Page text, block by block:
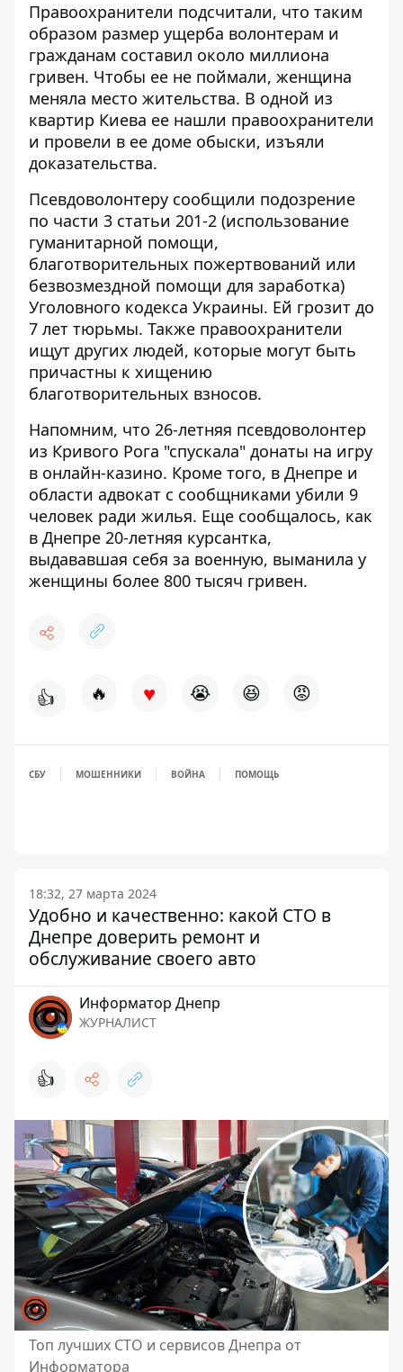
Правоохранители подсчитали, что таким
образом размер ущерба волонтерам и
гражданам составил около миллиона
гривен. Чтобы ее не поймали, женщина
меняла место жительства. В одной из
квартир Киева ее нашли правоохранители
и провели в ее доме обыски, изъяли
доказательства.
Псевдоволонтеру сообщили подозрение
по части 3 статьи 201-2 (использование
гуманитарной помощи,
благотворительных пожертвований или
безвозмездной помощи для заработка)
Уголовного кодекса Украины. Ей грозит до
7 лет тюрьмы. Также правоохранители
ищут других людей, которые могут быть
причастны к хищению
благотворительных взносов.
Напомним, что 26-летняя псевдоволонтер
из Кривого Рога "спускала" донаты на игру
в онлайн-казино. Кроме того, в Днепре и
области адвокат с сообщниками убили 9
человек ради жилья. Еще сообщалось, как
в Днепре 20-летняя курсантка,
выдававшая себя за военную, выманила у
женщины более 800 тысяч гривен.
👍 🔥 ♥ 😭 😆 😡
СБУ МОШЕННИКИ ВОЙНА ПОМОЩЬ
18:32, 27 марта 2024
Удобно и качественно: какой СТО в
Днепре доверить ремонт и
обслуживание своего авто
Информатор Днепр
ЖУРНАЛИСТ
👍
Топ лучших СТО и сервисов Днепра от
Информатора